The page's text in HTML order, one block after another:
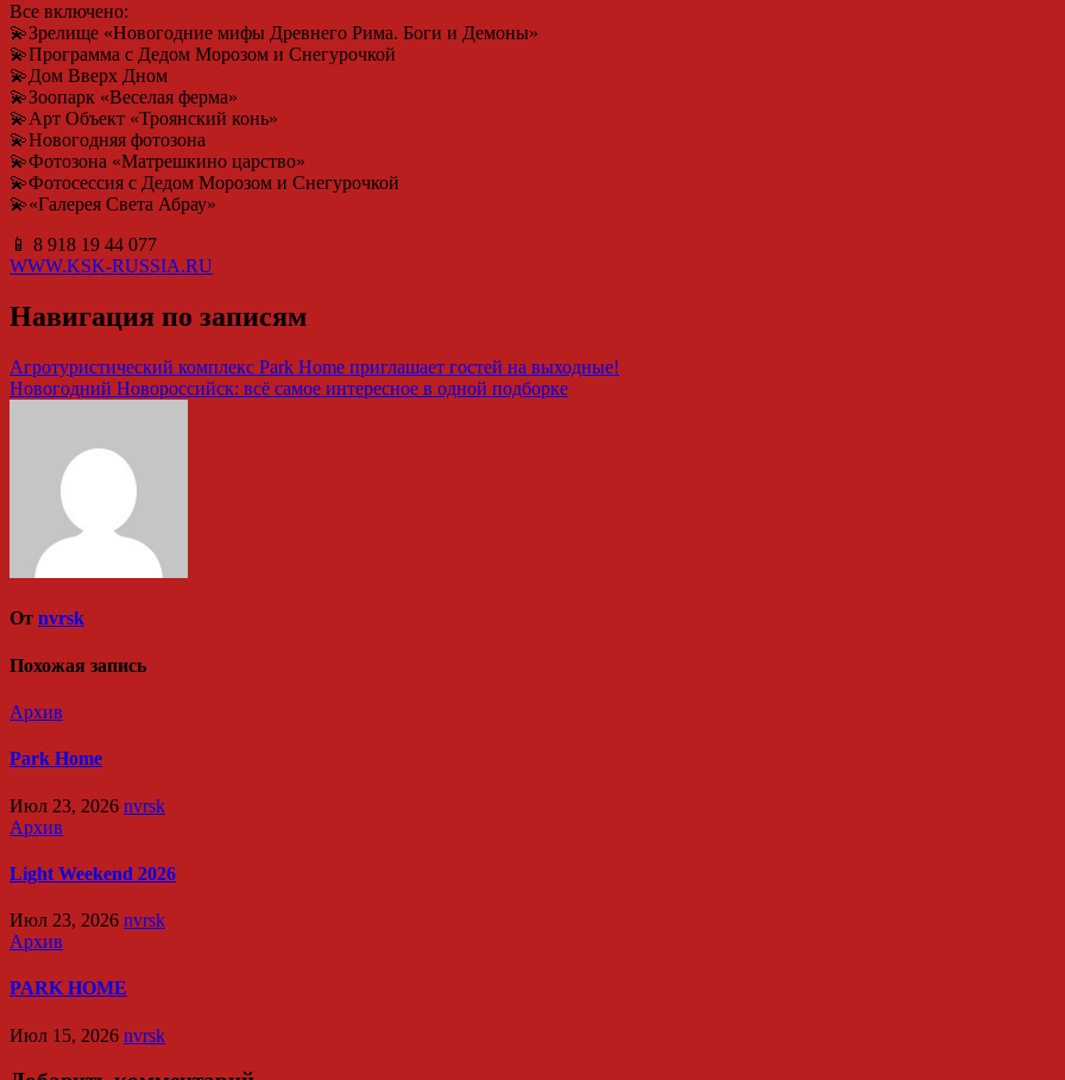
Все включено:
💫Зрелище «Новогодние мифы Древнего Рима. Боги и Демоны»
💫Программа с Дедом Морозом и Снегурочкой
💫Дом Вверх Дном
💫Зоопарк «Веселая ферма»
💫Арт Объект «Троянский конь»
💫Новогодняя фотозона
💫Фотозона «Матрешкино царство»
💫Фотосессия с Дедом Морозом и Снегурочкой
💫«Галерея Света Абрау»
📱 8 918 19 44 077
WWW.KSK-RUSSIA.RU
Навигация по записям
Агротуристический комплекс Park Home приглашает гостей на выходные!
Новогодний Новороссийск: всё самое интересное в одной подборке
От nvrsk
Похожая запись
Архив
Park Home
Июл 23, 2026 nvrsk
Архив
Light Weekend 2026
Июл 23, 2026 nvrsk
Архив
PARK HOME
Июл 15, 2026 nvrsk